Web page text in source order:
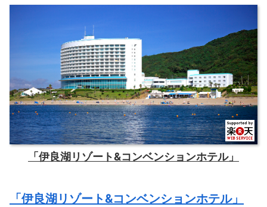
「伊良湖リゾート&コンベンションホテル」
「伊良湖リゾート&コンベンションホテル」